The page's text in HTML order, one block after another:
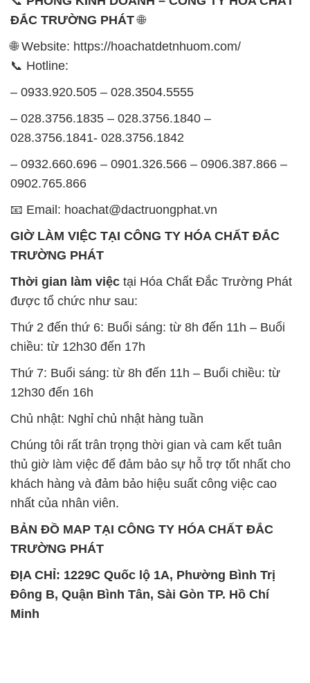
– 0933.920.505 – 028.3504.5555
028.3756.1841- 028.3756.1842
0902.765.866
📧 Email: hoachat@dactruongphat.vn
TRƯỜNG PHÁT
được tổ chức như sau:
Thứ 2 đến thứ 6: Buổi sáng: từ 8h đến 11h – Buổi
chiều: từ 12h30 đến 17h
Thứ 7: Buổi sáng: từ 8h đến 11h – Buổi chiều: từ
12h30 đến 16h
Chủ nhật: Nghỉ chủ nhật hàng tuần
thủ giờ làm việc để đảm bảo sự hỗ trợ tốt nhất cho
khách hàng và đảm bảo hiệu suất công việc cao
nhất của nhân viên.
BẢN ĐỒ MAP TẠI CÔNG TY HÓA CHẤT ĐẮC
TRƯỜNG PHÁT
ĐỊA CHỈ: 1229C Quốc lộ 1A, Phường Bình Trị
Đông B, Quận Bình Tân, Sài Gòn TP. Hồ Chí
Minh